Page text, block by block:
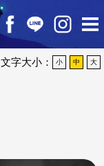
文字大小： 小 中 大